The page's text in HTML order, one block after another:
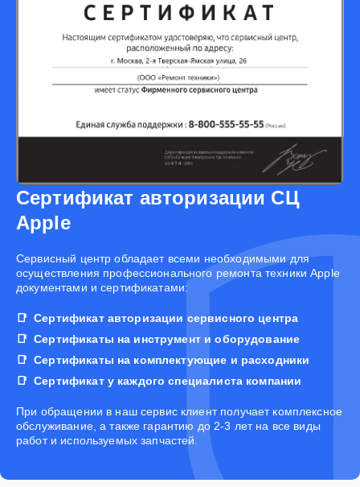
Сертификат авторизации СЦ
Apple
Cервисный центр обладает всеми необходимыми для
осуществления профессионального ремонта техники Apple
документами и сертификатами:
Сертификат авторизации сервисного центра
Сертификаты на инструмент и оборудование
Сертификаты на комплектующие и расходники
Сертификат у каждого специалиста компании
При обращении в наш сервис клиент получает комплексное
обслуживание, а также гарантию до 2-3 лет на все виды
работ и используемых запчастей.